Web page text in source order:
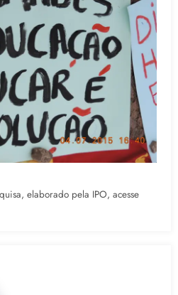
elaborado pela IPO, acesse